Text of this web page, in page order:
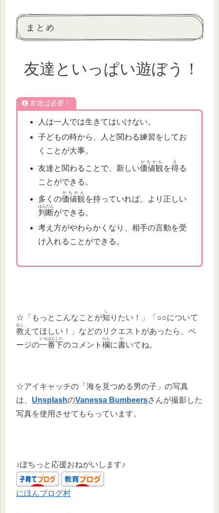
まとめ
友達といっぱい遊ぼう！
友達は必要！
人は一人では生きてはいけない。
子どもの時から、人と関わる練習をしてお
くことが大事。
友達と関わることで、新しい価値観
かちかん
を得
え
る
ことができる。
多くの価値観
かちかん
を持っていれば、より正しい
判断
はんだん
ができる。
考え方がやわらかくなり、相手の言動を受
け入れることができる。
☆「もっとこんなことが知
し
りたい！」「○○について
教
おし
えてほしい！」などのリクエストがあったら、ペ
ージの一番
いちばん
下
した
のコメント 欄
らん
に書
か
いてね。
☆アイキャッチの「海を見つめる男の子」の写真
は、 UnsplashのVanessa Bumbeersさんが撮影した
写真を使用させてもらっています。
♪ぽちっと応援おねがいします♪
にほんブログ村